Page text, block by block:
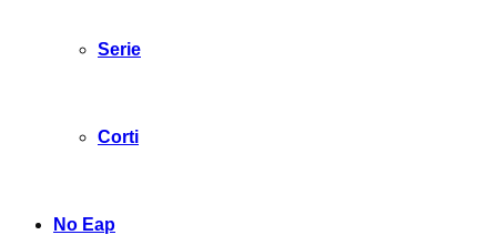
Serie
Corti
No Eap